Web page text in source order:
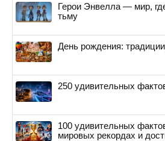
Герои Энвелла — мир,
тьму
День рождения:
250 удивительных
100 удивительных
мировых рекордах и